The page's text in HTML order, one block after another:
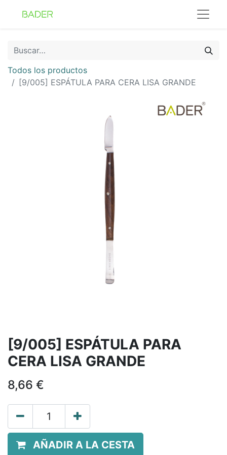
Todos los productos
[9/005] ESPÁTULA PARA CERA LISA GRANDE
[9/005] ESPÁTULA PARA
CERA LISA GRANDE
8,66 €
AÑADIR A LA CESTA